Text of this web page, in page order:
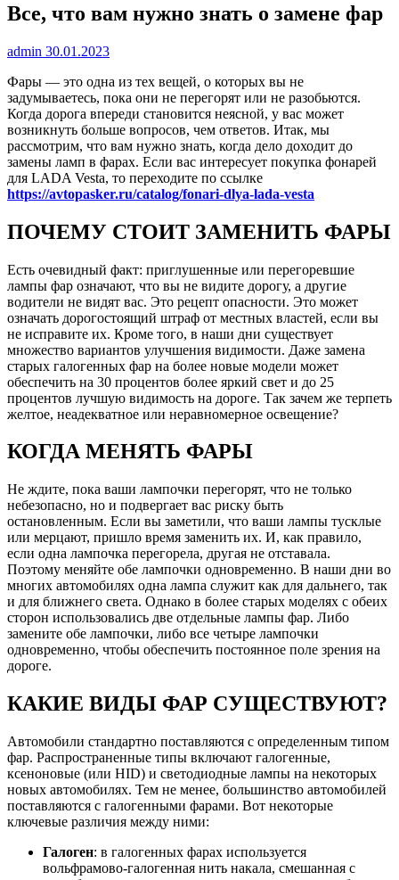
Все, что вам нужно знать о замене фар
admin 30.01.2023
Фары — это одна из тех вещей, о которых вы не
задумываетесь, пока они не перегорят или не разобьются.
Когда дорога впереди становится неясной, у вас может
возникнуть больше вопросов, чем ответов. Итак, мы
рассмотрим, что вам нужно знать, когда дело доходит до
замены ламп в фарах. Если вас интересует покупка фонарей
для LADA Vesta, то переходите по ссылке
https://avtopasker.ru/catalog/fonari-dlya-lada-vesta
ПОЧЕМУ СТОИТ ЗАМЕНИТЬ ФАРЫ
Есть очевидный факт: приглушенные или перегоревшие
лампы фар означают, что вы не видите дорогу, а другие
водители не видят вас. Это рецепт опасности. Это может
означать дорогостоящий штраф от местных властей, если вы
не исправите их. Кроме того, в наши дни существует
множество вариантов улучшения видимости. Даже замена
старых галогенных фар на более новые модели может
обеспечить на 30 процентов более яркий свет и до 25
процентов лучшую видимость на дороге. Так зачем же терпеть
желтое, неадекватное или неравномерное освещение?
КОГДА МЕНЯТЬ ФАРЫ
Не ждите, пока ваши лампочки перегорят, что не только
небезопасно, но и подвергает вас риску быть
остановленным. Если вы заметили, что ваши лампы тусклые
или мерцают, пришло время заменить их. И, как правило,
если одна лампочка перегорела, другая не отставала.
Поэтому меняйте обе лампочки одновременно. В наши дни во
многих автомобилях одна лампа служит как для дальнего, так
и для ближнего света. Однако в более старых моделях с обеих
сторон использовались две отдельные лампы фар. Либо
замените обе лампочки, либо все четыре лампочки
одновременно, чтобы обеспечить постоянное поле зрения на
дороге.
КАКИЕ ВИДЫ ФАР СУЩЕСТВУЮТ?
Автомобили стандартно поставляются с определенным типом
фар. Распространенные типы включают галогенные,
ксеноновые (или HID) и светодиодные лампы на некоторых
новых автомобилях. Тем не менее, большинство автомобилей
поставляются с галогенными фарами. Вот некоторые
ключевые различия между ними:
Галоген: в галогенных фарах используется
вольфрамово-галогенная нить накала, смешанная с